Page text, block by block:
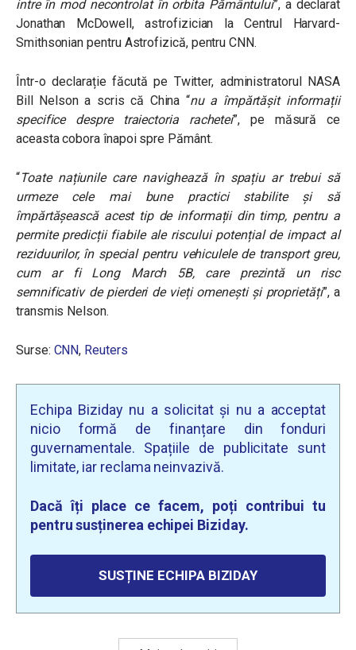
intre în mod necontrolat în orbita Pământului”, a declarat
Jonathan McDowell, astrofizician la Centrul Harvard-
Smithsonian pentru Astrofizică, pentru CNN.
Într-o declarație făcută pe Twitter, administratorul NASA
Bill Nelson a scris că China “nu a împărtășit informații
specifice despre traiectoria rachetei”, pe măsură ce
aceasta cobora înapoi spre Pământ.
“Toate națiunile care navighează în spațiu ar trebui să
urmeze cele mai bune practici stabilite și să
împărtășească acest tip de informații din timp, pentru a
permite predicții fiabile ale riscului potențial de impact al
reziduurilor, în special pentru vehiculele de transport greu,
cum ar fi Long March 5B, care prezintă un risc
semnificativ de pierderi de vieți omenești și proprietăți”, a
transmis Nelson.
Surse: CNN, Reuters
Echipa Biziday nu a solicitat și nu a acceptat
nicio formă de finanțare din fonduri
guvernamentale. Spațiile de publicitate sunt
limitate, iar reclama neinvazivă.
Dacă îți place ce facem, poți contribui tu
pentru susținerea echipei Biziday.
SUSȚINE ECHIPA BIZIDAY